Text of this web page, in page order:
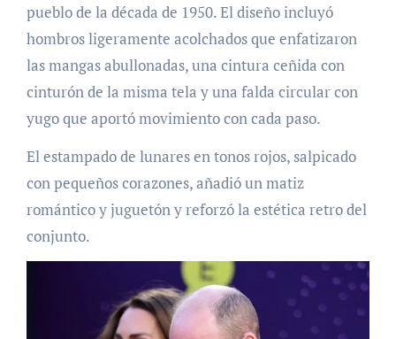
pueblo de la década de 1950. El diseño incluyó
hombros ligeramente acolchados que enfatizaron
las mangas abullonadas, una cintura ceñida con
cinturón de la misma tela y una falda circular con
yugo que aportó movimiento con cada paso.
El estampado de lunares en tonos rojos, salpicado
con pequeños corazones, añadió un matiz
romántico y juguetón y reforzó la estética retro del
conjunto.